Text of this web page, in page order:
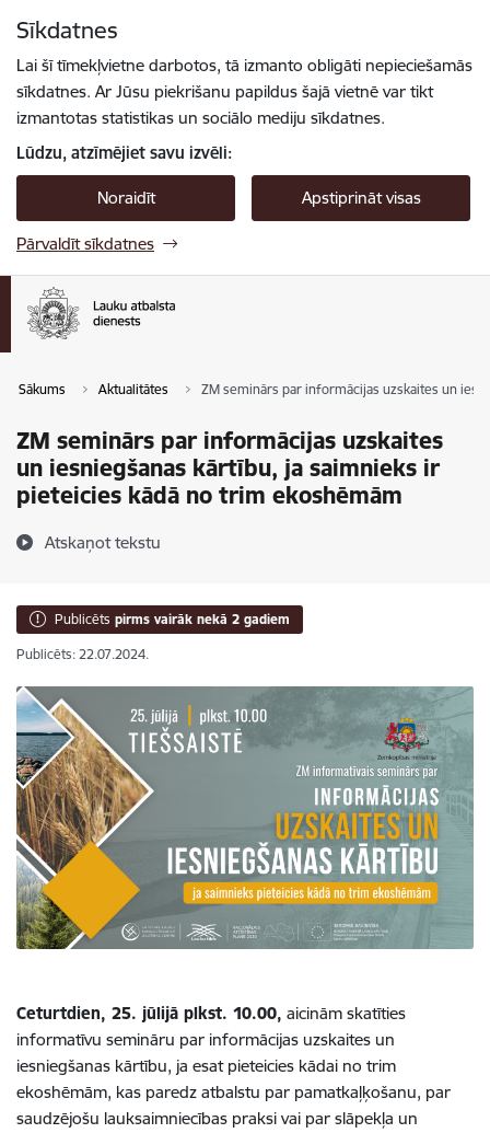
Sīkdatnes
Lai šī tīmekļvietne darbotos, tā izmanto obligāti nepieciešamās
sīkdatnes. Ar Jūsu piekrišanu papildus šajā vietnē var tikt
izmantotas statistikas un sociālo mediju sīkdatnes.
Lūdzu, atzīmējiet savu izvēli:
Noraidīt Apstiprināt visas
Pārvaldīt sīkdatnes
Sākums Aktualitātes ZM seminārs par informācijas uzskaites un
ZM seminārs par informācijas uzskaites
un iesniegšanas kārtību, ja saimnieks ir
pieteicies kādā no trim ekoshēmām
Atskaņot tekstu
Publicēts pirms vairāk nekā 2 gadiem
Publicēts: 22.07.2024.
Ceturtdien, 25. jūlijā plkst. 10.00, aicinām skatīties
informatīvu semināru par informācijas uzskaites un
iesniegšanas kārtību, ja esat pieteicies kādai no trim
ekoshēmām, kas paredz atbalstu par pamatkaļķošanu, par
saudzējošu lauksaimniecības praksi vai par slāpekļa un